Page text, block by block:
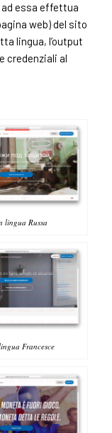
ad essa effettua
web) del sito
lingua, l’output
credenziali al
lingua Russa
Francesce